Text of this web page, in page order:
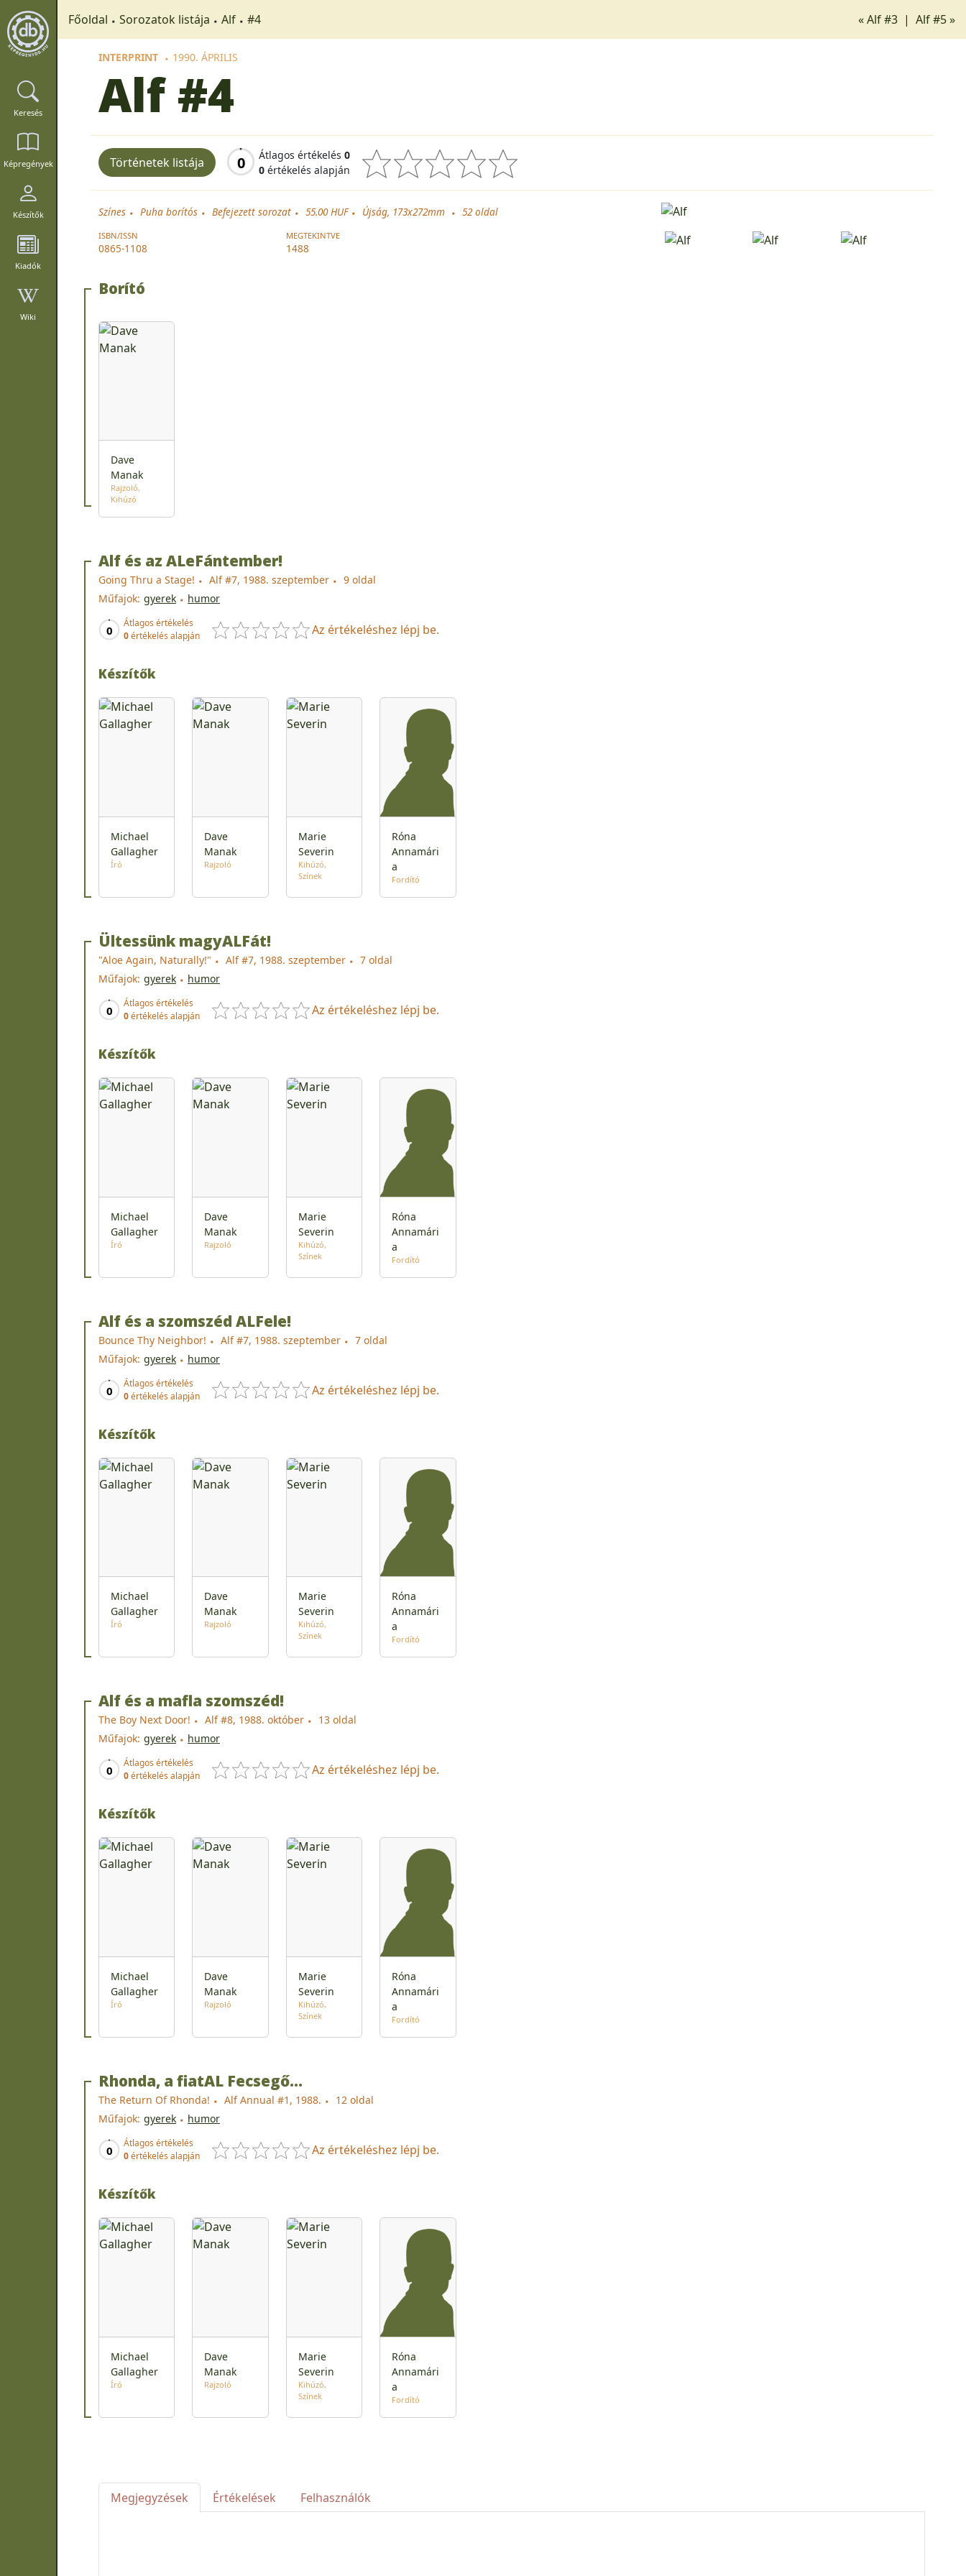
Keresés
Képregények
Készítők
Kiadók
Wiki
Főoldal Sorozatok listája Alf #4 « Alf #3 | Alf #5 »
INTERPRINT 1990. ÁPRILIS
Alf#4
Történetek listája 0 Átlagos értékelés 0
0 értékelés alapján
Színes Puha borítós Befejezett sorozat 55.00 HUF Újság, 173x272mm 52oldal
ISBN/ISSN
0865-1108
MEGTEKINTVE
1488
Borító
Dave
Manak
Rajzoló
Kihúzó
Alf és az ALeFántember!
Going Thru a Stage! Alf #7, 1988. szeptember
9 oldal
Műfajok: gyerek humor
0
Átlagos értékelés
0értékelés alapján Az értékeléshez lépj be.
Készítők
Michael
Gallagher
Író
Dave
Manak
Rajzoló
Marie
Severin
Kihúzó
Színek
Róna
Annamári
a
Fordító
Ültessünk magyALFát!
"Aloe Again, Naturally!" Alf #7, 1988. szeptember
7 oldal
Műfajok: gyerek humor
0
Átlagos értékelés
0értékelés alapján Az értékeléshez lépj be.
Készítők
Michael
Gallagher
Író
Dave
Manak
Rajzoló
Marie
Severin
Kihúzó
Színek
Róna
Annamári
a
Fordító
Alf és a szomszéd ALFele!
Bounce Thy Neighbor! Alf #7, 1988. szeptember
7 oldal
Műfajok: gyerek humor
0
Átlagos értékelés
0értékelés alapján Az értékeléshez lépj be.
Készítők
Michael
Gallagher
Író
Dave
Manak
Rajzoló
Marie
Severin
Kihúzó
Színek
Róna
Annamári
a
Fordító
Alf és a mafla szomszéd!
The Boy Next Door! Alf #8, 1988. október
13 oldal
Műfajok: gyerek humor
0
Átlagos értékelés
0értékelés alapján Az értékeléshez lépj be.
Készítők
Michael
Gallagher
Író
Dave
Manak
Rajzoló
Marie
Severin
Kihúzó
Színek
Róna
Annamári
a
Fordító
Rhonda, a fiatAL Fecsegő...
The Return Of Rhonda! Alf Annual #1, 1988.
12 oldal
Műfajok: gyerek humor
0
Átlagos értékelés
0értékelés alapján Az értékeléshez lépj be.
Készítők
Michael
Gallagher
Író
Dave
Manak
Rajzoló
Marie
Severin
Kihúzó
Színek
Róna
Annamári
a
Fordító
Megjegyzések Értékelések Felhasználók